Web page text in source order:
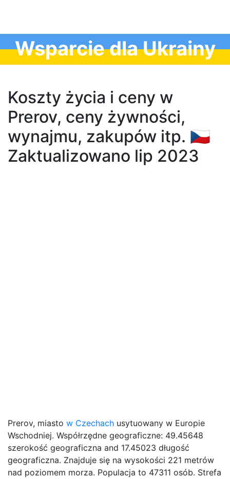
Wsparcie dla Ukrainy
Koszty życia i ceny w
Prerov, ceny żywności,
wynajmu, zakupów itp. 🇨🇿
Zaktualizowano lip 2023
Prerov, miasto w Czechach usytuowany w Europie
Wschodniej. Współrzędne geograficzne: 49.45648
szerokość geograficzna and 17.45023 długość
geograficzna. Znajduje się na wysokości 221 metrów
nad poziomem morza. Populacja to 47311 osób. Strefa